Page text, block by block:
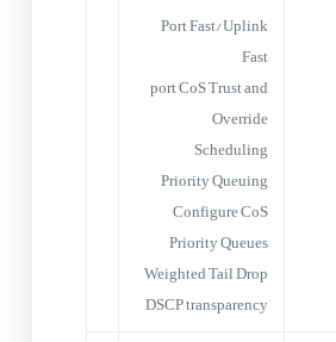
Port Fast/Uplink
Fast
port CoS Trust and
Override
Scheduling
Priority Queuing
Configure CoS
Priority Queues
Weighted Tail Drop
DSCP transparency